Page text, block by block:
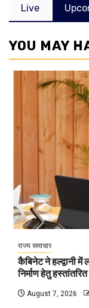
Live
YOU MAY
राज्य समाचार
कैबिनेट ने हल्द्वानी
निर्माण हेतु
August 7, 2026